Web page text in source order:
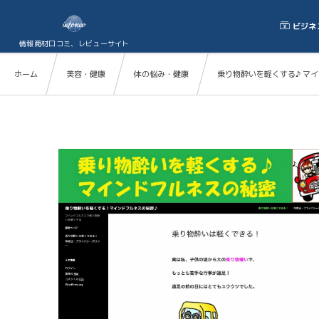
情報商材口コミ、レビューサイト
ビジネ
ホーム 美容・健康 体の悩み・健康 乗り物酔いを軽くする♪ マ